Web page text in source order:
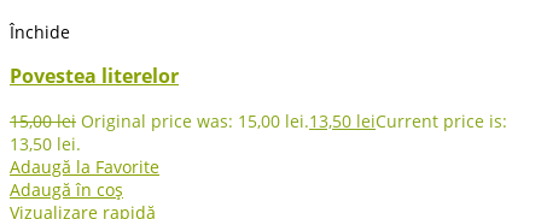
Închide
Povestea literelor
15,00lei Original price was: 15,00 lei.13,50 leiCurrent price is:
13,50 lei.
Adaugă la Favorite
Adaugă în coș
Vizualizare rapidă